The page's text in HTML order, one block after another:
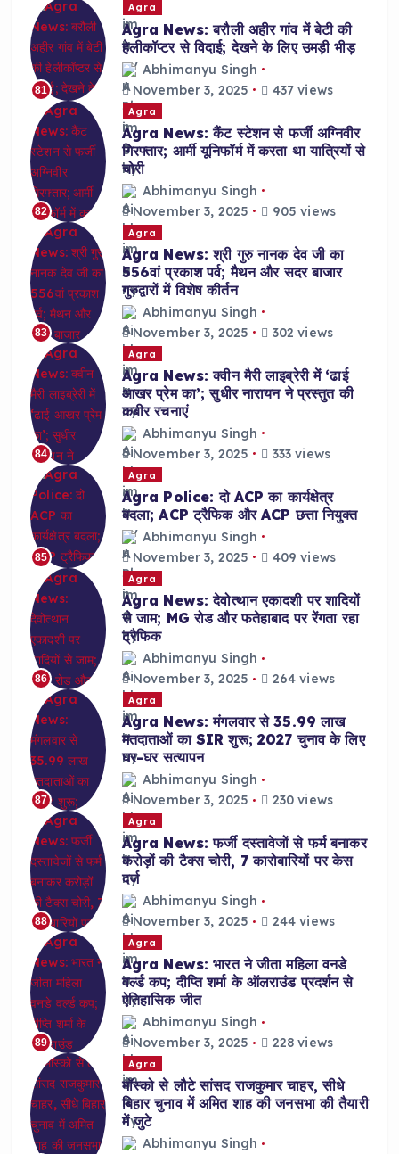
81
Agra
Agra News: बरौली अहीर गांव में बेटी की
हेलीकॉप्टर से विदाई; देखने के लिए उमड़ी भीड़
Abhimanyu Singh
November 3, 2025
437 views
82
Agra
Agra News: कैंट स्टेशन से फर्जी अग्निवीर
गिरफ्तार; आर्मी यूनिफॉर्म में करता था यात्रियों से
चोरी
Abhimanyu Singh
November 3, 2025
905 views
83
Agra
Agra News: श्री गुरु नानक देव जी का
556वां प्रकाश पर्व; मैथन और सदर बाजार
गुरुद्वारों में विशेष कीर्तन
Abhimanyu Singh
November 3, 2025
302 views
84
Agra
Agra News: क्वीन मैरी लाइब्रेरी में ‘ढाई
आखर प्रेम का’; सुधीर नारायन ने प्रस्तुत की
कबीर रचनाएं
Abhimanyu Singh
November 3, 2025
333 views
85
Agra
Agra Police: दो ACP का कार्यक्षेत्र
बदला; ACP ट्रैफिक और ACP छत्ता नियुक्त
Abhimanyu Singh
November 3, 2025
409 views
86
Agra
Agra News: देवोत्थान एकादशी पर शादियों
से जाम; MG रोड और फतेहाबाद पर रेंगता रहा
ट्रैफिक
Abhimanyu Singh
November 3, 2025
264 views
87
Agra
Agra News: मंगलवार से 35.99 लाख
मतदाताओं का SIR शुरू; 2027 चुनाव के लिए
घर-घर सत्यापन
Abhimanyu Singh
November 3, 2025
230 views
88
Agra
Agra News: फर्जी दस्तावेजों से फर्म बनाकर
करोड़ों की टैक्स चोरी, 7 कारोबारियों पर केस
दर्ज
Abhimanyu Singh
November 3, 2025
244 views
89
Agra
Agra News: भारत ने जीता महिला वनडे
वर्ल्ड कप; दीप्ति शर्मा के ऑलराउंड प्रदर्शन से
ऐतिहासिक जीत
Abhimanyu Singh
November 3, 2025
228 views
Agra
मॉस्को से लौटे सांसद राजकुमार चाहर, सीधे
बिहार चुनाव में अमित शाह की जनसभा की तैयारी
में जुटे
Abhimanyu Singh